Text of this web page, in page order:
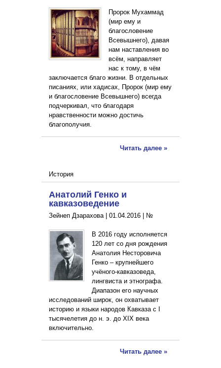
Пророк Мухаммад
(мир ему и
благословение
Всевышнего), давая
нам наставления во
всём, направляет
нас к тому, в чём
заключается благо жизни. В отдельных
писаниях, или хадисах, Пророк (мир ему
и благословение Всевышнего) всегда
подчеркивал, что благодаря
нравственности можно достичь
благополучия.
Читать далее »
История
Анатолий Генко и
кавказоведение
Зейнеп Дзарахова | 01.04.2016 №
В 2016 году исполняется
120 лет со дня рождения
Анатолия Несторовича
Генко – крупнейшего
учёного-кавказоведа,
лингвиста и этнографа.
Диапазон его научных
исследований широк, он охватывает
историю и языки народов Кавказа с I
тысячелетия до н. э. до XIX века
включительно.
Читать далее »